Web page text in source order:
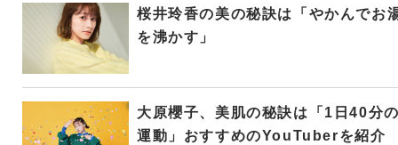
桜井玲香の美の秘訣は「やかんでお
を沸かす」
大原櫻子、美肌の秘訣は「1日40分
運動」おすすめのYouTuberを紹介